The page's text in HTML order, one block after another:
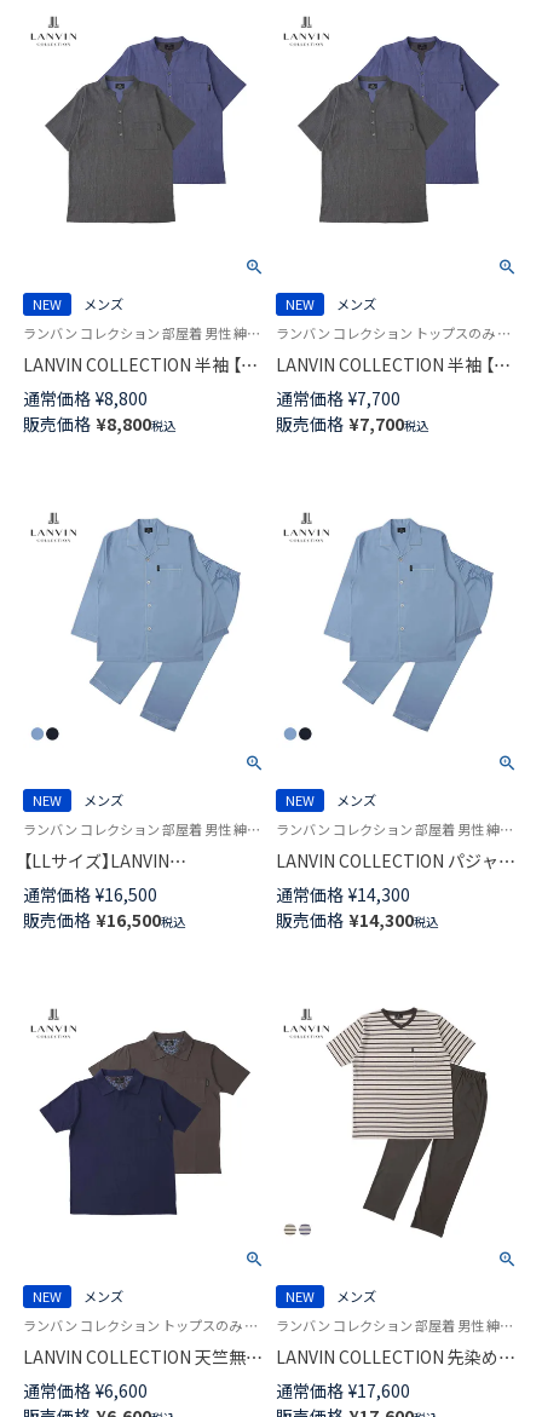
NEW
メンズ
ランバン コレクション 部屋着 男性 紳士 ラウンジウェア
LANVIN COLLECTION 半袖 【LL
サイズ】 シャンブレー楊柳 日本
製 メンズ パジャマ 【トップスの
み】 54465014
通常価格 ¥8,800
販売価格 ¥8,800税込
NEW
メンズ
ランバン コレクション トップスのみ 部屋着 男性 紳士 ラウンジウェア
LANVIN COLLECTION 半袖 【M
Lサイズ】 シャンブレー楊柳 日
本製 メンズ パジャマ54464014
通常価格 ¥7,700
販売価格 ¥7,700税込
NEW
メンズ
ランバン コレクション 部屋着 男性 紳士 ラウンジウェア
【LLサイズ】LANVIN
COLLECTION パジャマ 上下セ
ット 60綿サテン 無地 長袖 長丈
パンツ 前ボタン 前開き メンズ
通常価格 ¥16,500
販売価格 ¥16,500税込
NEW
メンズ
ランバン コレクション 部屋着 男性 紳士 ラウンジウェア
LANVIN COLLECTION パジャマ
上下セット 【M Lサイズ】 60綿サ
テン 無地 長袖 長丈パンツ 前ボ
タン 前開き メンズ 54460001
通常価格 ¥14,300
販売価格 ¥14,300税込
NEW
メンズ
ランバン コレクション トップスのみ 部屋着 男性 紳士 紳士 ラウンジウェアパジャマ
LANVIN COLLECTION 天竺無地
アロハ 半袖 Tシャツ 【M Lサイ
ズ】メンズ 54464011
通常価格 ¥6,600
NEW
メンズ
ランバン コレクション 部屋着 男性 紳士 ラウンジウェア
LANVIN COLLECTION 先染め天
竺杢ボーダー 半袖 パジャマ 上
下セット 【LLサイズ】 長丈パン
通常価格 ¥17,600